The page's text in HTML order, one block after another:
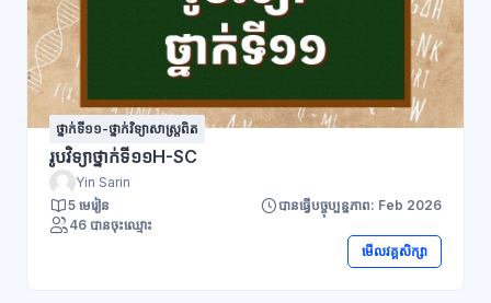
ថ្នាក់ទី១១-ថ្នាក់វិទ្យាសាស្ត្រពិត
រូបវិទ្យាថ្នាក់ទី១១H-SC
Yin Sarin
5 មេរៀន
បានធ្វើបច្ចុប្បន្នភាព: Feb 2026
46 បានចុះឈ្មោះ
មើលវគ្គសិក្សា